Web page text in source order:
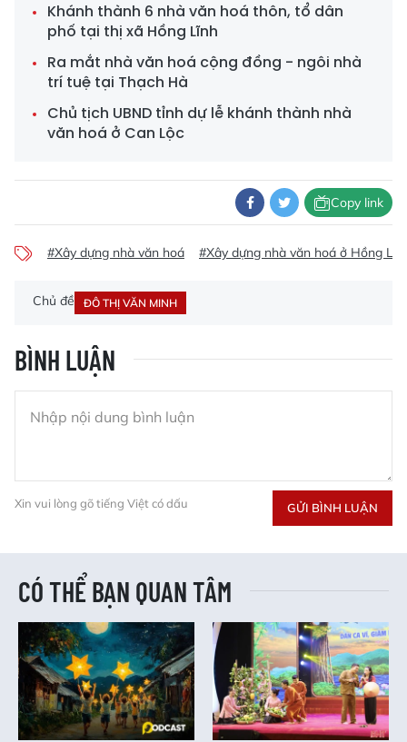
Khánh thành 6 nhà văn hoá thôn, tổ dân
phố tại thị xã Hồng Lĩnh
Ra mắt nhà văn hoá cộng đồng - ngôi nhà
trí tuệ tại Thạch Hà
Chủ tịch UBND tỉnh dự lễ khánh thành nhà
văn hoá ở Can Lộc
Copy link
#Xây dựng nhà văn hoá #Xây dựng nhà văn hoá ở Hồng
Chủ đề ĐÔ THỊ VĂN MINH
BÌNH LUẬN
Xin vui lòng gõ tiếng Việt có dấu GỬI BÌNH LUẬN
CÓ THỂ BẠN QUAN TÂM